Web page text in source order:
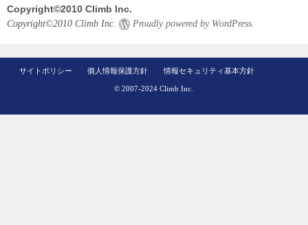
Copyright©2010 Climb Inc.
Copyright©2010 Climb Inc. Proudly powered by WordPress.
サイトポリシー 個人情報保護方針 情報セキュリティ基本方針
© 2007-2024 Climb Inc.